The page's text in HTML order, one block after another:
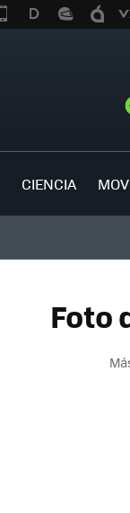
CIENCIA
Foto